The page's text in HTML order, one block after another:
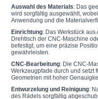
Auswahl des Materials: Das
wird sorgfältig ausgewählt,
Anwendung und die
Einrichtung: Das Werkstück
Drehtisch der CNC-Maschine
befestigt, um eine präzise
gewährleisten.
CNC-Bearbeitung: Die CNC-
Werkzeugpfade durch und setzt
Geometrien mit hoher
Entwurzelung und Reinigung:
des Rädels sorgfältig